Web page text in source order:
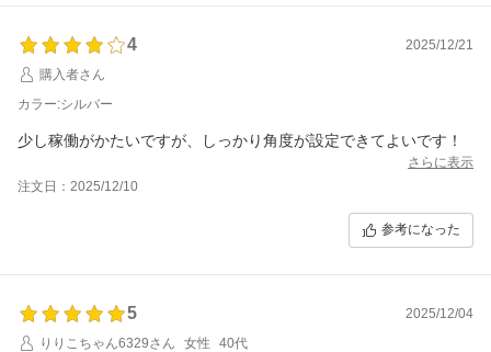
4
2025/12/21
購入者さん
カラー:シルバー
少し稼働がかたいですが、しっかり角度が設定できてよいです！
さらに表示
注文日：2025/12/10
参考になった
5
2025/12/04
りりこちゃん6329さん
女性
40代